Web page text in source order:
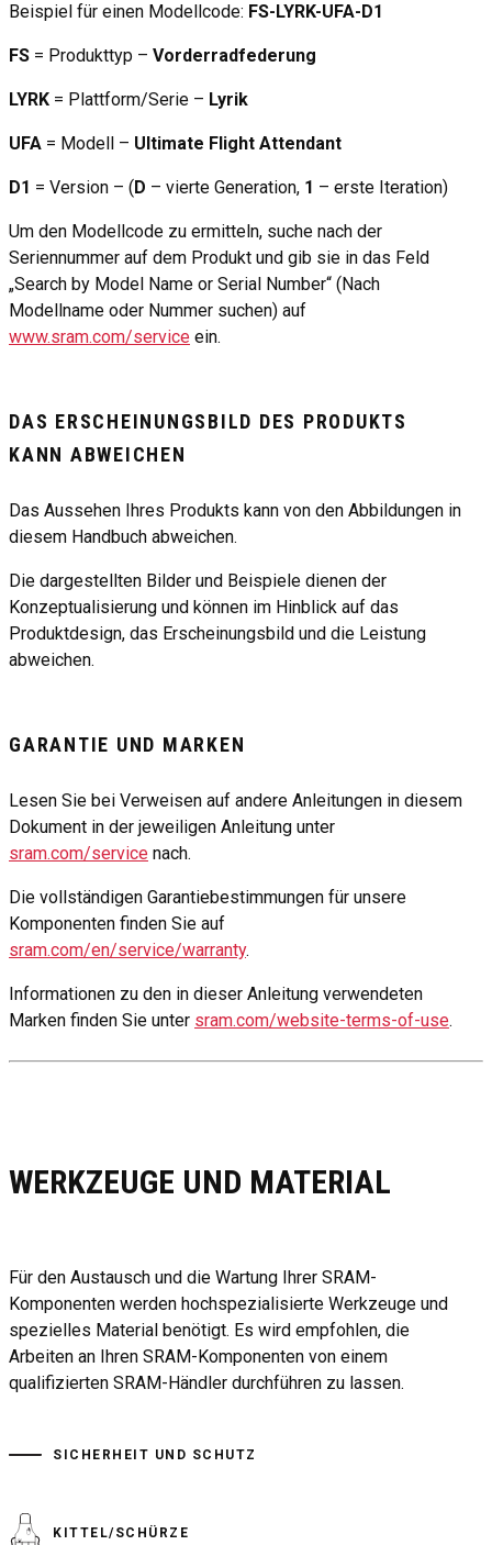
Beispiel für einen Modellcode: FS-LYRK-UFA-D1
FS = Produkttyp – Vorderradfederung
LYRK = Plattform/Serie – Lyrik
UFA = Modell – Ultimate Flight Attendant
D1 = Version – (D – vierte Generation, 1 – erste Iteration)
Um den Modellcode zu ermitteln, suche nach der
Seriennummer auf dem Produkt und gib sie in das Feld
„Search by Model Name or Serial Number“ (Nach
Modellname oder Nummer suchen) auf
www.sram.com/service ein.
DAS ERSCHEINUNGSBILD DES PRODUKTS
KANN ABWEICHEN
Das Aussehen Ihres Produkts kann von den Abbildungen in
diesem Handbuch abweichen.
Die dargestellten Bilder und Beispiele dienen der
Konzeptualisierung und können im Hinblick auf das
Produktdesign, das Erscheinungsbild und die Leistung
abweichen.
GARANTIE UND MARKEN
Lesen Sie bei Verweisen auf andere Anleitungen in diesem
Dokument in der jeweiligen Anleitung unter
sram.com/service nach.
Die vollständigen Garantiebestimmungen für unsere
Komponenten finden Sie auf
sram.com/en/service/warranty.
Informationen zu den in dieser Anleitung verwendeten
Marken finden Sie unter sram.com/website-terms-of-use.
WERKZEUGE UND MATERIAL
Für den Austausch und die Wartung Ihrer SRAM-
Komponenten werden hochspezialisierte Werkzeuge und
spezielles Material benötigt. Es wird empfohlen, die
Arbeiten an Ihren SRAM-Komponenten von einem
qualifizierten SRAM-Händler durchführen zu lassen.
SICHERHEIT UND SCHUTZ
KITTEL/SCHÜRZE